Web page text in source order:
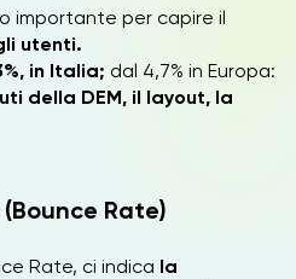
importante per capire il
utenti.
in Italia; dal 4,7% in Europa:
della DEM, il layout, la
Rate)
Rate, ci indica la